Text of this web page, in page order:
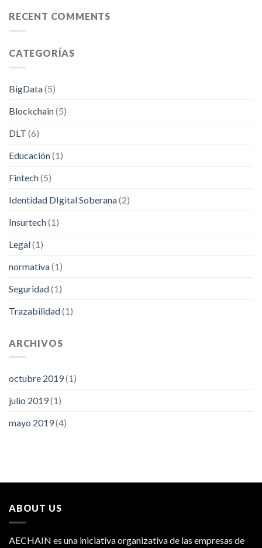
RECENT COMMENTS
CATEGORÍAS
BigData(5)
Blockchain(5)
DLT (6)
Educación(1)
Fintech(5)
Identidad DIgital Soberana(2)
Insurtech(1)
Legal(1)
normativa(1)
Seguridad(1)
Trazabilidad(1)
ARCHIVOS
octubre 2019(1)
julio 2019(1)
mayo 2019(4)
ABOUT US
AECHAIN es una iniciativa organizativa de las empresas de